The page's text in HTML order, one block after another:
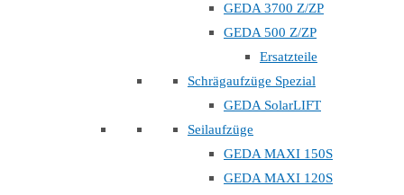
GEDA 3700 Z/ZP
GEDA 500 Z/ZP
Ersatzteile
Schrägaufzüge Spezial
GEDA SolarLIFT
Seilaufzüge
GEDA MAXI 150S
GEDA MAXI 120S